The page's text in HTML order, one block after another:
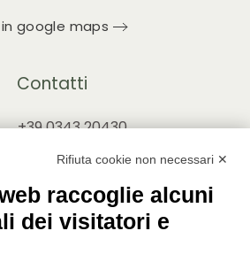
google maps
Contatti
+39 0343 20430
Rifiuta cookie non necessari ✕
raccoglie alcuni
dei visitatori e